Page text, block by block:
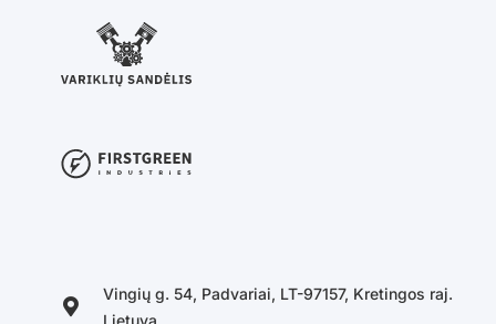
Vingių g. 54, Padvariai, LT-97157, Kretingos raj.
Lietuva